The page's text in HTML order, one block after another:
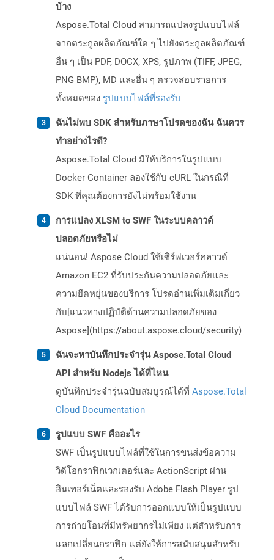
บ้าง
Aspose.Total Cloud สามารถแปลงรูปแบบไฟล์
จากตระกูลผลิตภัณฑ์ใด ๆ ไปยังตระกูลผลิตภัณฑ์
อื่น ๆ เป็น PDF, DOCX, XPS, รูปภาพ (TIFF, JPEG,
PNG BMP), MD และอื่น ๆ ตรวจสอบรายการ
ทั้งหมดของ รูปแบบไฟล์ที่รองรับ
ฉันไม่พบ SDK สำหรับภาษาโปรดของฉัน ฉันควร
ทำอย่างไรดี?
Aspose.Total Cloud มีให้บริการในรูปแบบ
Docker Container ลองใช้กับ cURL ในกรณีที่
SDK ที่คุณต้องการยังไม่พร้อมใช้งาน
การแปลง XLSM to SWF ในระบบคลาวด์
ปลอดภัยหรือไม่
แน่นอน! Aspose Cloud ใช้เซิร์ฟเวอร์คลาวด์
Amazon EC2 ที่รับประกันความปลอดภัยและ
ความยืดหยุ่นของบริการ โปรดอ่านเพิ่มเติมเกี่ยว
กับ[แนวทางปฏิบัติด้านความปลอดภัยของ
Aspose](https://about.aspose.cloud/security)
ฉันจะหาบันทึกประจำรุ่น Aspose.Total Cloud
API สำหรับ Nodejs ได้ที่ไหน
ดูบันทึกประจำรุ่นฉบับสมบูรณ์ได้ที่ Aspose.Total
Cloud Documentation
รูปแบบ SWF คืออะไร
SWF เป็นรูปแบบไฟล์ที่ใช้ในการขนส่งข้อความ
วิดีโอกราฟิกเวกเตอร์และ ActionScript ผ่าน
อินเทอร์เน็ตและรองรับ Adobe Flash Player รูป
แบบไฟล์ SWF ได้รับการออกแบบให้เป็นรูปแบบ
การถ่ายโอนที่มีทรัพยากรไม่เพียง แต่สำหรับการ
แลกเปลี่ยนกราฟิก แต่ยังให้การสนับสนุนสำหรับ